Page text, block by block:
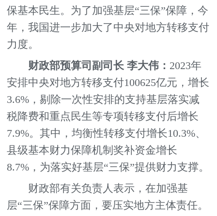
保基本民生。为了加强基层“三保”保障，今
年，我国进一步加大了中央对地方转移支付
力度。
财政部预算司副司长 李大伟： 2023年
安排中央对地方转移支付100625亿元，增长
3.6%，剔除一次性安排的支持基层落实减
税降费和重点民生等专项转移支付后增长
7.9%。其中，均衡性转移支付增长10.3%、
县级基本财力保障机制奖补资金增长
8.7%，为落实好基层“三保”提供财力支撑。
财政部有关负责人表示，在加强基
层“三保”保障方面，要压实地方主体责任。